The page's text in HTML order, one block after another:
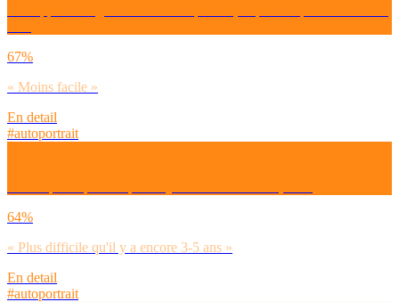
67%
« Moins facile »
En detail
#autoportrait
64%
« Plus difficile qu'il y a encore 3-5 ans »
En detail
#autoportrait